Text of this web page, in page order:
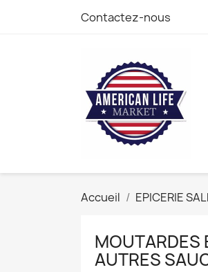
Contactez-nous
Accueil EPICERIE
MOUTARDES
AUTRES